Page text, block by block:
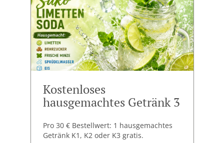
Kostenloses
hausgemachtes Getränk 3
Pro 30 € Bestellwert: 1 hausgemachtes
Getränk K1, K2 oder K3 gratis.